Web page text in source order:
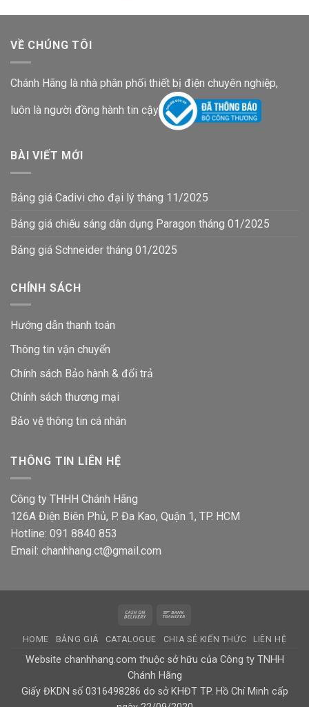
VỀ CHÚNG TÔI
Chánh Hãng là nhà phân phối thiết bị điện chuyên nghiệp,
luôn là người đồng hành tin cậy
BÀI VIẾT MỚI
Bảng giá Cadivi cho đại lý tháng 11/2025
Bảng giá chiếu sáng dân dụng Paragon tháng 01/2025
Bảng giá Schneider tháng 01/2025
CHÍNH SÁCH
Hướng dẫn thanh toán
Thông tin vận chuyển
Chính sách Bảo hành & đổi trả
Chính sách thương mại
Bảo vệ thông tin cá nhân
THÔNG TIN LIÊN HỆ
Công ty THHH Chánh Hãng
126A Điện Biên Phủ, P. Đa Kao, Quận 1, TP. HCM
Hotline: 091 8840 853
Email: chanhhang.ct@gmail.com
Cash
Delivery
HOME BẢNG GIÁ CATALOGUE CHIA SẺ KIẾN THỨC LIÊN HỆ
Website chanhhang.com thuộc sở hữu của Công ty TNHH
Chánh Hãng
Giấy ĐKDN số 0316498286 do sở KHĐT TP. Hồ Chí Minh cấp